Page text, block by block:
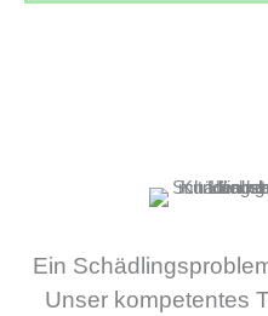
Ein
Unser kompetentes